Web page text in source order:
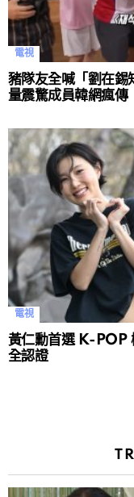
電視
豬隊友全喊「劉在錫
量震驚成員韓網瘋傳
電視
黃仁勳首選 K-POP
全認證